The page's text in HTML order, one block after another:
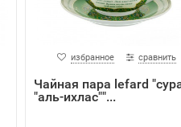
избранное сравнить
Чайная пара lefard
"аль-ихлас""...